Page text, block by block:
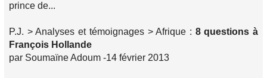
prince de...
P.J. > Analyses et témoignages > Afrique : 8 questions à
François Hollande
par Soumaïne Adoum -14 février 2013